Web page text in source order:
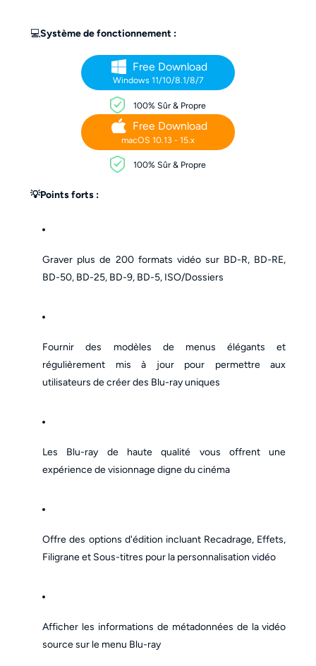
💻Système de fonctionnement :
Free Download
Windows 11/10/8.1/8/7
100% Sûr & Propre
Free Download
macOS 10.13 - 15.x
100% Sûr & Propre
💡Points forts :
Graver plus de 200 formats vidéo sur BD-R, BD-RE,
BD-50, BD-25, BD-9, BD-5, ISO/Dossiers
Fournir des modèles de menus élégants et
régulièrement mis à jour pour permettre aux
utilisateurs de créer des Blu-ray uniques
Les Blu-ray de haute qualité vous offrent une
expérience de visionnage digne du cinéma
Offre des options d'édition incluant Recadrage, Effets,
Filigrane et Sous-titres pour la personnalisation vidéo
Afficher les informations de métadonnées de la vidéo
source sur le menu Blu-ray